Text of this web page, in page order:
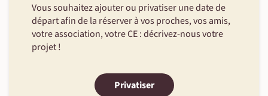
Vous souhaitez ajouter ou privatiser une date de
départ afin de la réserver à vos proches, vos amis,
votre association, votre CE : décrivez-nous votre
projet !
Privatiser